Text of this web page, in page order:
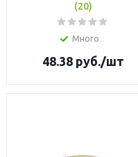
(20)
Много
48.38руб./шт